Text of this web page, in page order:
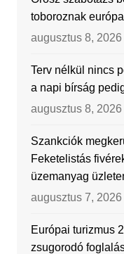
toboroznak
augusztus 8, 2026
Terv nélkül nincs
a napi bírság
augusztus 8, 2026
Szankciók
Feketelistás
üzemanyag
augusztus 7, 2026
Európai turizmus
zsugorodó